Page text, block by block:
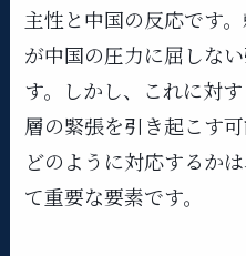
主性と中国の反応です
が中国の圧力に屈しな
す。しかし、これに対
層の緊張を引き起こす
どのように対応するか
て重要な要素です。